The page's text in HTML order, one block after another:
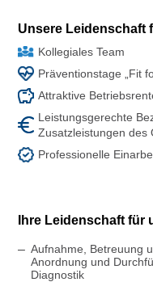
Unsere Leidenschaft
Kollegiales Team
Präventionstage „Fit
Attraktive
Leistungsgerechte
Zusatzleistungen des
Professionelle
Ihre Leidenschaft für
Aufnahme, Betreuung
Anordnung und
Diagnostik